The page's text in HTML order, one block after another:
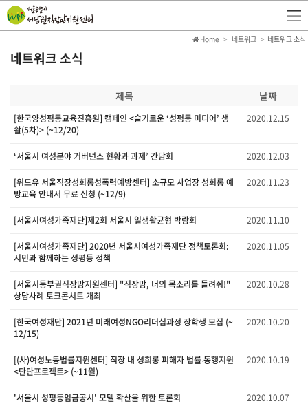
네트워크 소식
Home 네트워크 네트워크 소식
제목 날짜
[한국양성평등교육진흥원] 캠페인 <슬기로운 ‘성평등 미디어’ 생
활(5차)> (~12/20)
2020.12.15
‘서울시 여성분야 거버넌스 현황과 과제’ 간담회 2020.12.03
[위드유 서울직장성희롱성폭력예방센터] 소규모 사업장 성희롱 예
방교육 안내서 무료 신청 (~12/9)
2020.11.23
[서울시여성가족재단]제2회 서울시 일생활균형 박람회 2020.11.10
[서울시여성가족재단] 2020년 서울시여성가족재단 정책토론회:
시민과 함께하는 성평등 정책
2020.11.05
[서울시동부권직장맘지원센터] "직장맘, 너의 목소리를 들려줘!"
상담사례 토크콘서트 개최
2020.10.28
[한국여성재단] 2021년 미래여성NGO리더십과정 장학생 모집 (~
12/15)
2020.10.20
[(사)여성노동법률지원센터] 직장 내 성희롱 피해자 법률∙동행지원
<단단프로젝트> (~11월)
2020.10.19
'서울시 성평등임금공시' 모델 확산을 위한 토론회 2020.10.07